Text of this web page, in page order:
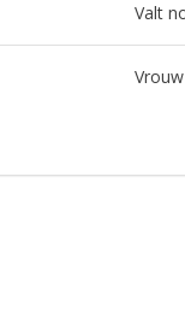
Valt
Vrouw